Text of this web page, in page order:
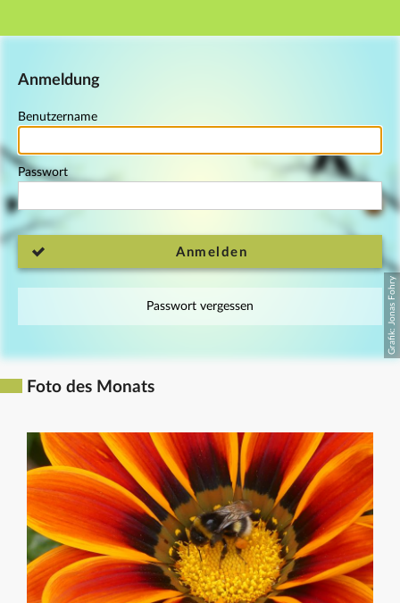
Hauptnavigation
Anmeldung
Benutzername
Passwort
Anmelden
Passwort vergessen
Foto des Monats